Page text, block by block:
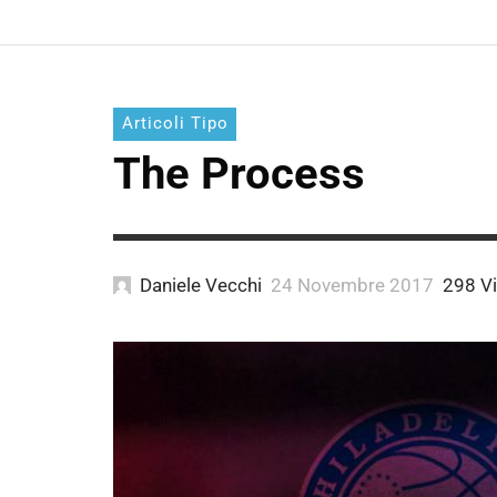
Articoli Tipo
The Process
Daniele Vecchi 24 Novembre 2017 298